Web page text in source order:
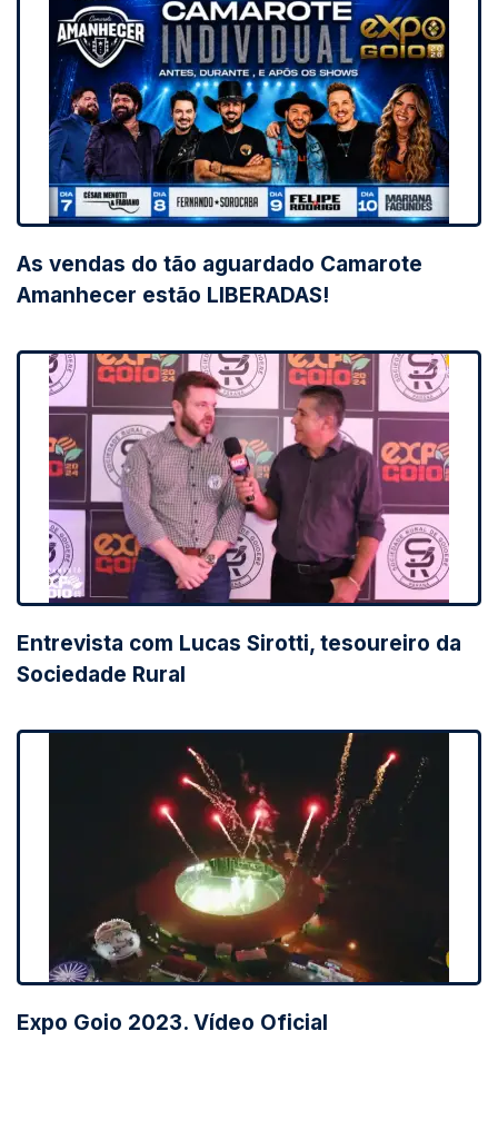
As vendas do tão aguardado Camarote
Amanhecer estão LIBERADAS!
Entrevista com Lucas Sirotti, tesoureiro da
Sociedade Rural
Expo Goio 2023. Vídeo Oficial